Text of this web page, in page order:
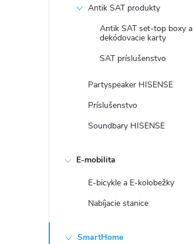
Antik SAT produkty
Antik SAT set-top boxy a
dekódovacie karty
SAT príslušenstvo
Partyspeaker HISENSE
Príslušenstvo
Soundbary HISENSE
E-mobilita
E-bicykle a E-kolobežky
Nabíjacie stanice
SmartHome